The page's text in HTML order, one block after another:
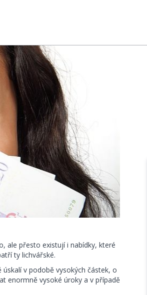
ale přesto existují i nabídky, které
ty lichvářské.
v podobě vysokých částek, o
enormně vysoké úroky a v případě